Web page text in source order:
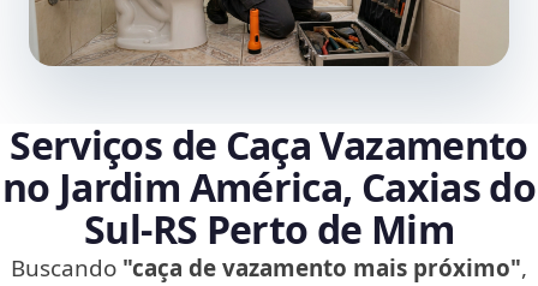
Serviços de Caça Vazamento
no Jardim América, Caxias do
Sul‑RS Perto de Mim
Buscando "caça de vazamento mais próximo",